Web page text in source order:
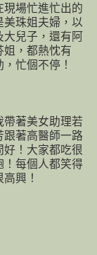
現場忙進忙出的
美珠姐夫婦，以
大兒子，還有阿
姐，都熱忱有
，忙個不停！
帶著美女助理若
跟著高醫師一路
好！大家都吃很
！每個人都笑得
高興！